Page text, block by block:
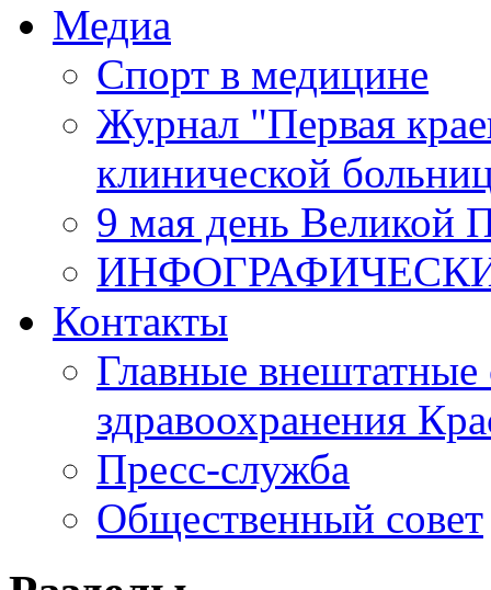
Медиа
Спорт в медицине
Журнал "Первая
клинической
9 мая день Великой
Контакты
Главные внештатные
здравоохранения
Пресс-служба
Общественный совет